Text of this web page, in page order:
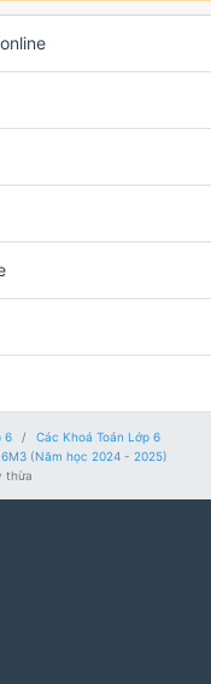
6
Các Khoá Toán Lớp 6
6M3 (Năm học 2024 - 2025)
thừa